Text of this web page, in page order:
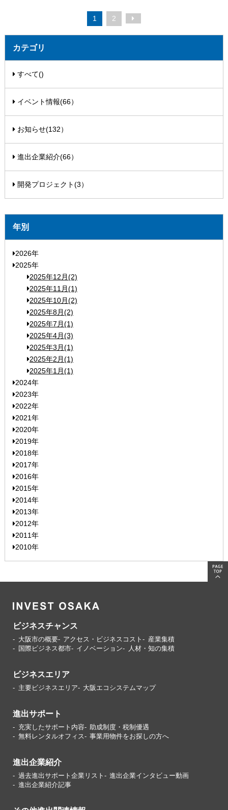
1 2
カテゴリ
すべて()
イベント情報(66）
お知らせ(132）
進出企業紹介(66）
開発プロジェクト(3）
年別
2026年
2025年
2025年12月(2)
2025年11月(1)
2025年10月(2)
2025年8月(2)
2025年7月(1)
2025年4月(3)
2025年3月(1)
2025年2月(1)
2025年1月(1)
2024年
2023年
2022年
2021年
2020年
2019年
2018年
2017年
2016年
2015年
2014年
2013年
2012年
2011年
2010年
ビジネスチャンス
大阪市の概要 アクセス・ビジネスコスト
産業集積
国際ビジネス都市
イノベーション 人材・知の集積
ビジネスエリア
主要ビジネスエリア 大阪エコシステムマップ
進出サポート
充実したサポート内容
助成制度・税制優遇
無料レンタルオフィス
事業用物件をお探しの方へ
進出企業紹介
過去進出サポート企業リスト
進出企業インタビュー動画
進出企業紹介記事